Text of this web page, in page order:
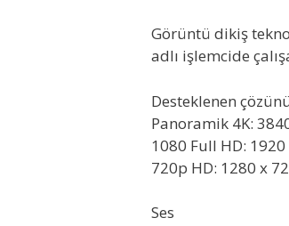
Görüntü dikiş
adlı işlemcide
Desteklenen
Panoramik 4K:
1080 Full HD:
720p HD: 1280 x
Ses